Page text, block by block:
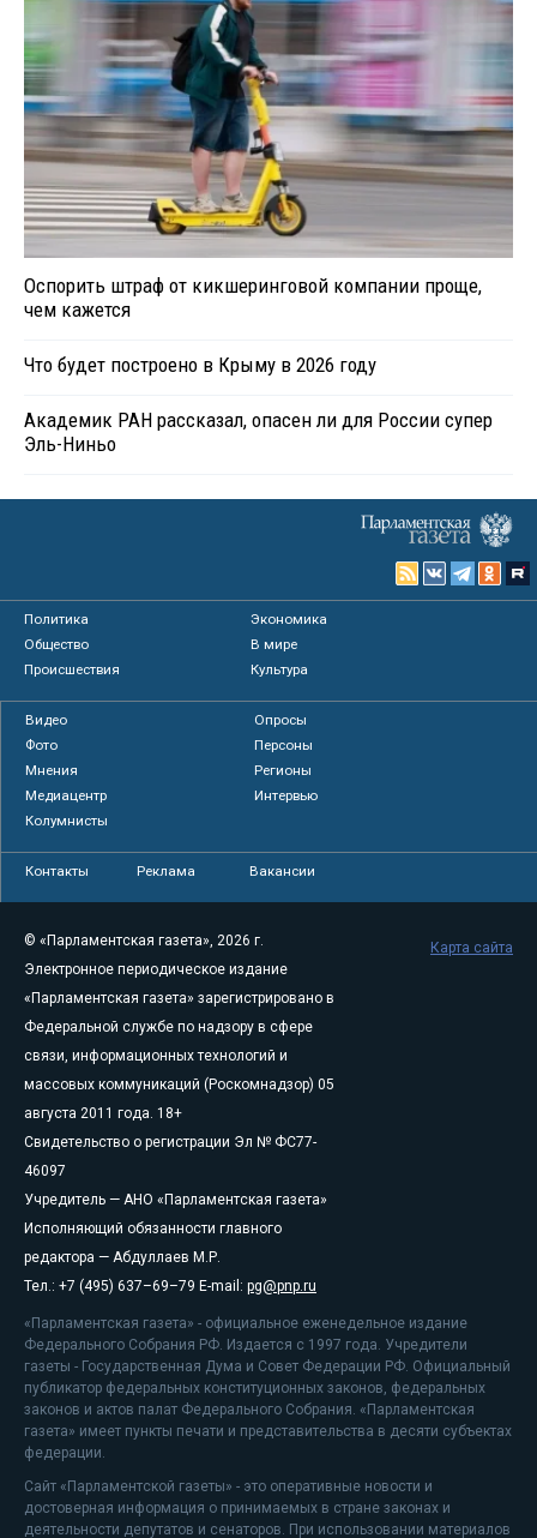
Оспорить штраф от кикшеринговой компании проще,
чем кажется
Что будет построено в Крыму в 2026 году
Академик РАН рассказал, опасен ли для России супер
Эль-Ниньо
Политика
Экономика
Общество
В мире
Происшествия
Культура
Видео
Опросы
Фото
Персоны
Мнения
Регионы
Медиацентр
Интервью
Колумнисты
Контакты Реклама Вакансии
© «Парламентская газета», 2026 г.
Электронное периодическое издание
«Парламентская газета» зарегистрировано в
Федеральной службе по надзору в сфере
связи, информационных технологий и
массовых коммуникаций (Роскомнадзор) 05
августа 2011 года. 18+
Свидетельство о регистрации Эл № ФС77-
46097
Учредитель — АНО «Парламентская газета»
Исполняющий обязанности главного
редактора — Абдуллаев М.Р.
Тел.: +7 (495) 637–69–79 E-mail: pg@pnp.ru
«Парламентская газета» - официальное еженедельное издание
Федерального Собрания РФ. Издается с 1997 года. Учредители
газеты - Государственная Дума и Совет Федерации РФ. Официальный
публикатор федеральных конституционных законов, федеральных
законов и актов палат Федерального Собрания. «Парламентская
газета» имеет пункты печати и представительства в десяти субъектах
федерации.
Сайт «Парламентской газеты» - это оперативные новости и
достоверная информация о принимаемых в стране законах и
деятельности депутатов и сенаторов. При использовании материалов
Карта сайта